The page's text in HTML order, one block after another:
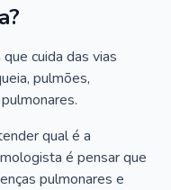
cuida das vias
pulmões,
qual é a
é pensar que
pulmonares e